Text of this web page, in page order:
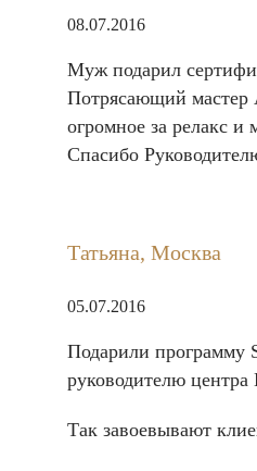
08.07.2016
Муж подарил
Потрясающий мастер
огромное за релакс
Спасибо
Татьяна, Москва
05.07.2016
Подарили
руководителю центра
Так завоевывают